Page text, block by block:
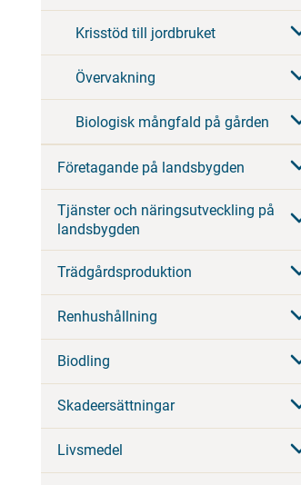
Krisstöd till jordbruket
Övervakning
Biologisk mångfald på gården
Företagande på landsbygden
Tjänster och näringsutveckling på
landsbygden
Trädgårdsproduktion
Renhushållning
Biodling
Skadeersättningar
Livsmedel